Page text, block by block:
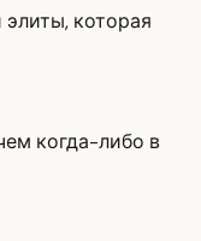
которая
когда-либо в